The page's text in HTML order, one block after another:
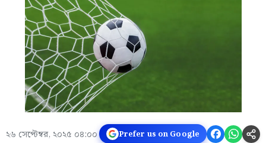
২৬ সেপ্টেম্বর, ২০২৫ ০৪:০০ Prefer us on Google